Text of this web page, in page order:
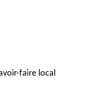
faire local